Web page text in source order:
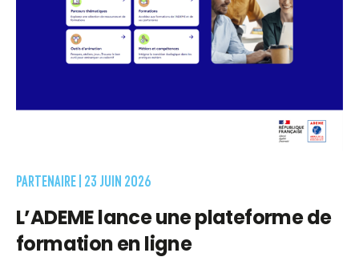
PARTENAIRE | 23 JUIN 2026
L’ADEME lance une plateforme de
formation en ligne